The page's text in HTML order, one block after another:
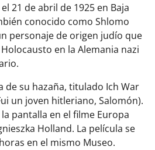
21 de abril de 1925 en Baja
conocido como Shlomo
personaje de origen judío que
en la Alemania nazi
de su hazaña, titulado Ich War
un joven hitleriano, Salomón).
pantalla en el filme Europa
Holland. La película se
en el mismo Museo.